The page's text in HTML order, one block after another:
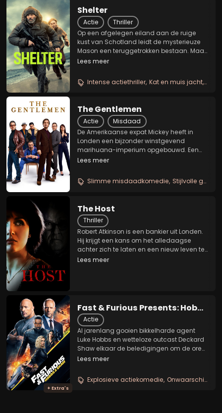
Shelter
Actie
Thriller
Op een afgelegen eiland aan de ruige
kust van Schotland leidt de mysterieuze
Mason een teruggetrokken bestaan. Maar
wanneer hij tijdens een heftige storm een
moedige reddingsactie de aandacht
van...
Lees meer
Intense actiethriller Kat en muis jacht
The Gentlemen
Actie
Misdaad
De Amerikaanse expat Mickey heeft in
Londen een bijzonder winstgevend
marihuana-imperium opgebouwd. Een
imperium dat hij - volgens de laatste
enkel aan de juiste koper. Kandidaten zijn
er genoeg, al spelen ze...
Lees meer
Slimme misdaadkomedie Stijlvolle gangsters
The Host
Thriller
Robert Atkinson is een bankier uit Londen.
Hij krijgt een kans om het alledaagse
achter zich te laten en een nieuw leven te
beginnen. Robert besluit voor een Chinees
Lees meer
+ Extra's
Fast & Furious Presents: Hobbs
& Shaw
Actie
Al jarenlang gooien bikkelharde agent
Luke Hobbs en wetteloze outcast Deckard
Shaw elkaar de beledigingen om de oren.
Maar wanneer de cyber-genetisch
virus in handen krijgt dat de mensheid
voorgoed kan...
Lees meer
Explosieve actiekomedie Onwaarschijnlijk heldenduo